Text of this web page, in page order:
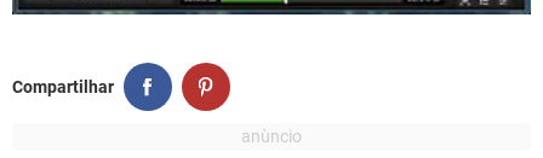
Compartilhar